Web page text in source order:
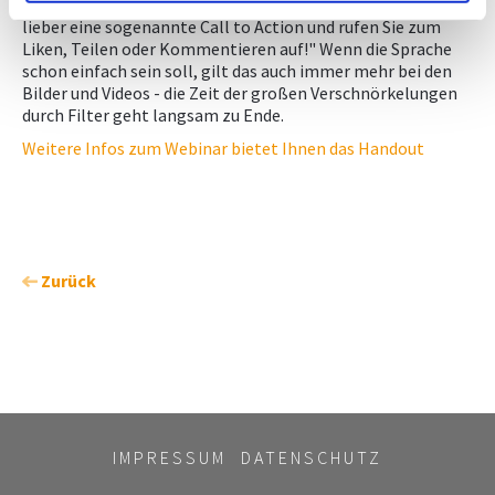
auch die Social-Media-Plattform. Trapp: "Verwenden Sie
lieber eine sogenannte Call to Action und rufen Sie zum
Liken, Teilen oder Kommentieren auf!" Wenn die Sprache
schon einfach sein soll, gilt das auch immer mehr bei den
Bilder und Videos - die Zeit der großen Verschnörkelungen
durch Filter geht langsam zu Ende.
Weitere Infos zum Webinar bietet Ihnen das Handout
Zurück
IMPRESSUM DATENSCHUTZ